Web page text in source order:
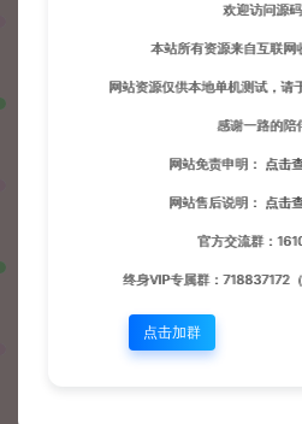
Cocos Dashboard源码打包
欢迎访问源
本站所有资源来自互联网
网站资源仅供本地单机测试，请
感谢一路的陪
网站免责申明： 点击
网站售后说明： 点击
官方交流群：
终身VIP专属群：718837172
点击加群